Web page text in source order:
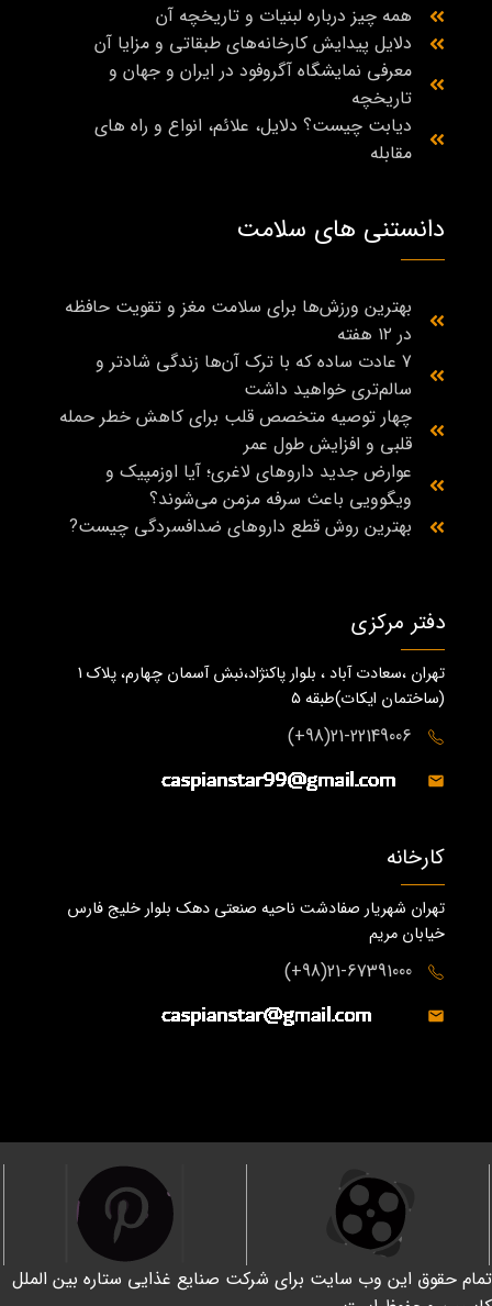
همه چیز درباره لبنیات و تاریخچه آن
دلایل پیدایش کارخانه‌های طبقاتی و مزایا آن
معرفی نمایشگاه آگروفود در ایران و جهان و
تاریخچه
دیابت چیست؟ دلایل، علائم، انواع و راه‌ های
مقابله
دانستنی های سلامت
بهترین ورزش‌ها برای سلامت مغز و تقویت حافظه
در ۱۲ هفته
7 عادت ساده که با ترک آن‌ها زندگی شادتر و
سالم‌تری خواهید داشت
چهار توصیه متخصص قلب برای کاهش خطر حمله
قلبی و افزایش طول عمر
عوارض جدید داروهای لاغری؛ آیا اوزمپیک و
ویگوویی باعث سرفه مزمن می‌شوند؟
بهترین روش قطع داروهای ضدافسردگی چیست?
دفتر مرکزی
تهران ،سعادت آباد ، بلوار پاکنژاد،نبش آسمان چهارم، پلاک 1
(ساختمان ايكات)طبقه ٥
21-22149006(98+)
کارخانه
تهران شهریار صفادشت ناحیه صنعتی دهک بلوار خلیج فارس
خیابان مریم
21-67391000(98+)
تمام حقوق این وب سایت برای شرکت صنایع غذایی ستاره بین الملل